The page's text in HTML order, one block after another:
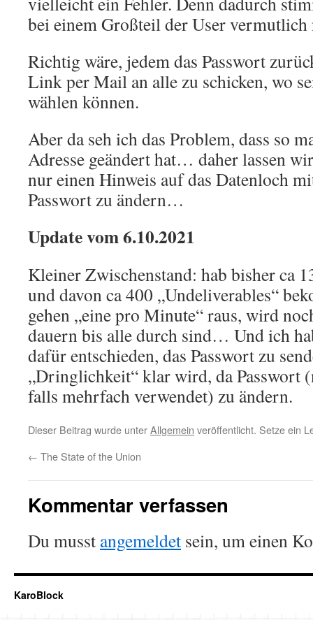
bei einem Großteil der User vermutlich
Richtig wäre, jedem das Passwort
Link per Mail an alle zu schicken, wo
wählen können.
Aber da seh ich das Problem, dass so
Adresse geändert hat… daher lassen
nur einen Hinweis auf das Datenloch
Passwort zu ändern…
Update vom 6.10.2021
Kleiner Zwischenstand: hab bisher ca
und davon ca 400 „Undeliverables“
gehen „eine pro Minute“ raus, wird
dauern bis alle durch sind… Und ich
dafür entschieden, das Passwort zu
„Dringlichkeit“ klar wird, da Passwort
falls mehrfach verwendet) zu ändern.
Dieser Beitrag wurde unterAllgemein veröffentlicht. Setze ein
← The State of the Union
Kommentar verfassen
Du musst angemeldet sein, um einen
KaroBlock